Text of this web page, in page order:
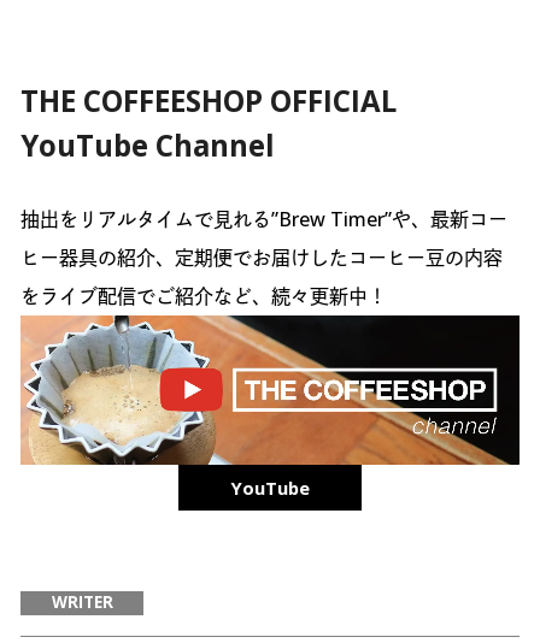
THE COFFEESHOP OFFICIAL
YouTube Channel
抽出をリアルタイムで見れる”Brew Timer”や、最新コー
ヒー器具の紹介、定期便でお届けしたコーヒー豆の内容
をライブ配信でご紹介など、続々更新中！
YouTube
WRITER